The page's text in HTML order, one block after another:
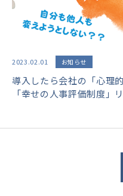
2023.02.01 お知らせ
導入したら会社の「心理
「幸せの人事評価制度」